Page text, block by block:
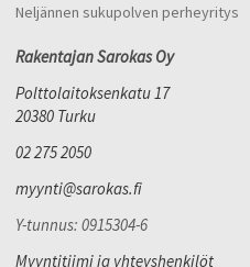
Neljännen sukupolven perheyritys
Rakentajan Sarokas Oy
Polttolaitoksenkatu 17
20380 Turku
02 275 2050
myynti@sarokas.fi
Y-tunnus: 0915304-6
Myyntitiimi ja yhteyshenkilöt